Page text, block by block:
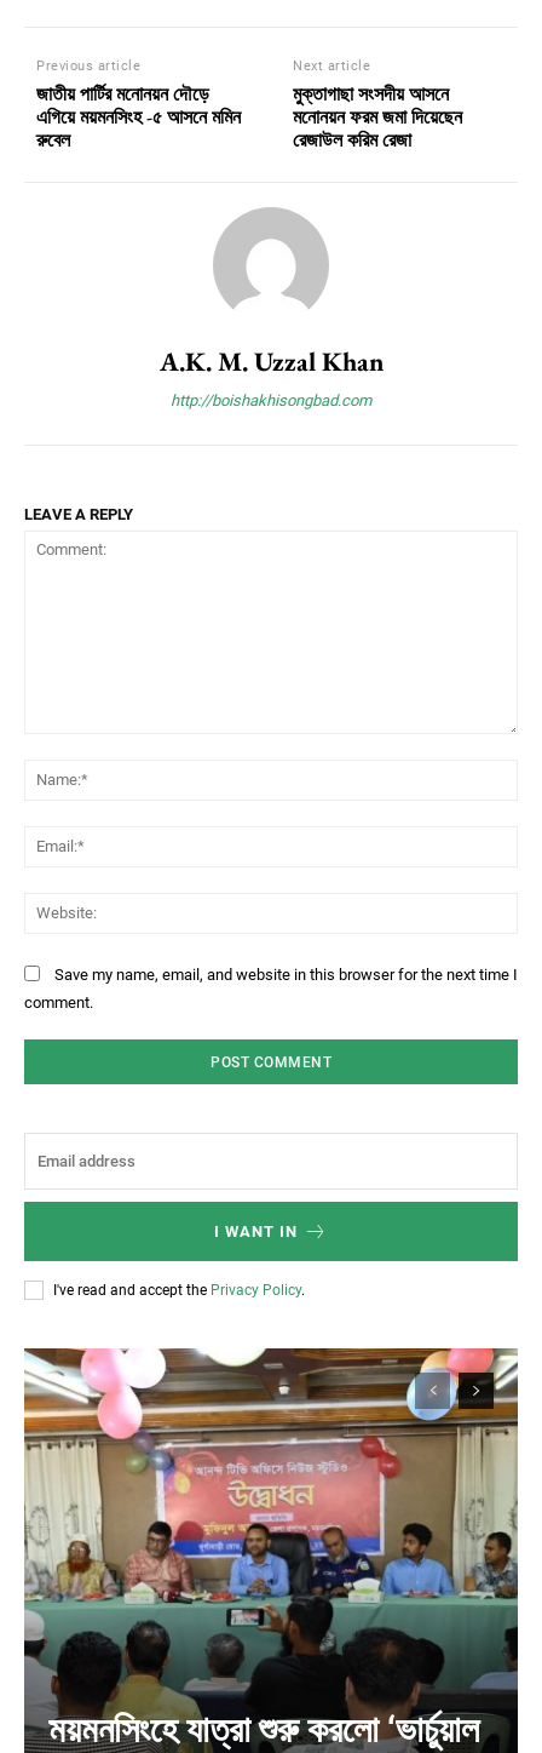
Previous article
জাতীয় পার্টির মনোনয়ন দৌড়ে
এগিয়ে ময়মনসিংহ -৫ আসনে মমিন
রুবেল
Next article
মুক্তাগাছা সংসদীয় আসনে
মনোনয়ন ফরম জমা দিয়েছেন
রেজাউল করিম রেজা
A.K. M. Uzzal Khan
http://boishakhisongbad.com
LEAVE A REPLY
Save my name, email, and website in this browser for the next time I
comment.
I WANT IN
I've read and accept the Privacy Policy.
ময়মনসিংহে যাত্রা শুরু করলো ‘ভার্চুয়াল